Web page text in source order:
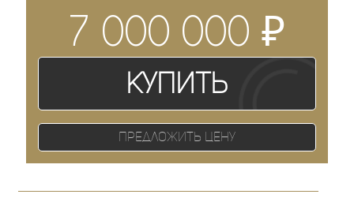
7 000 000₽
Купить
Предложить цену